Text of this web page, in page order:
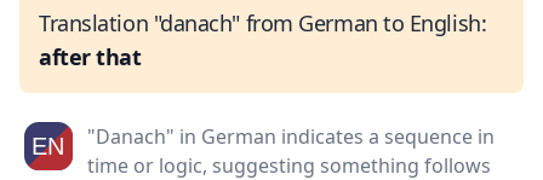
Translation "danach" from German to English:
after that
"Danach" in German indicates a sequence in
time or logic, suggesting something follows